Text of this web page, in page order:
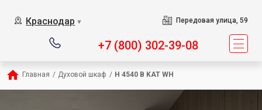
Краснодар ▼ Передовая улица, 59
+7 (800) 302-39-08
Главная / Духовой шкаф / H 4540 B KAT WH